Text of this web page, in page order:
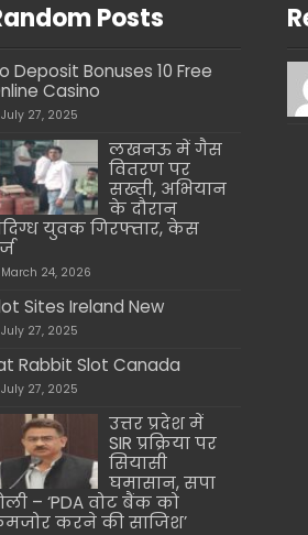
Posts
Deposit Bonuses 10 Free
Casino
July 27, 2025
लखनऊ में गैस
वितरण पर
सख्ती, अभियान
के दौरान
युवक गिरफ्तार, केस
March 24, 2026
Sites Ireland New
July 27, 2025
Rabbit Slot Canada
July 27, 2025
उत्तर प्रदेश में
SIR प्रक्रिया पर
सियासी
घमासान, सपा
– ‘PDA वोट बैंक को
करने की साजिश’